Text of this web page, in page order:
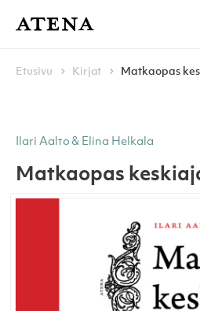
Atena Kustannus
Navigoi
Etusivu
Kirjat Matkaopas
Ilari Aalto & Elina Helkala
Matkaopas